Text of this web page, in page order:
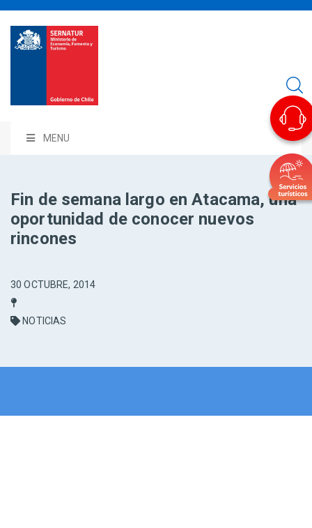
MENU
Fin de semana largo en Atacama, una
oportunidad de conocer nuevos
rincones
30 OCTUBRE, 2014
NOTICIAS